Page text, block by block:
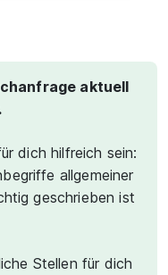
aktuell
dich hilfreich sein:
allgemeiner
geschrieben ist
Stellen für dich